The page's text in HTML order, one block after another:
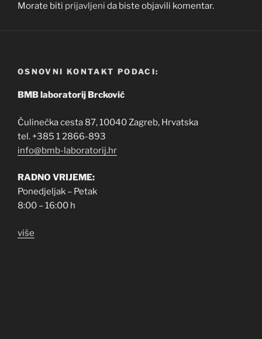
Morate biti prijavljeni da biste objavili komentar.
OSNOVNI KONTAKT PODACI:
BMB laboratorij Brcković
Čulinečka cesta 87, 10040 Zagreb, Hrvatska
tel. +385 1 2866-893
info@bmb-laboratorij.hr
RADNO VRIJEME:
Ponedjeljak – Petak
8:00 – 16:00 h
više